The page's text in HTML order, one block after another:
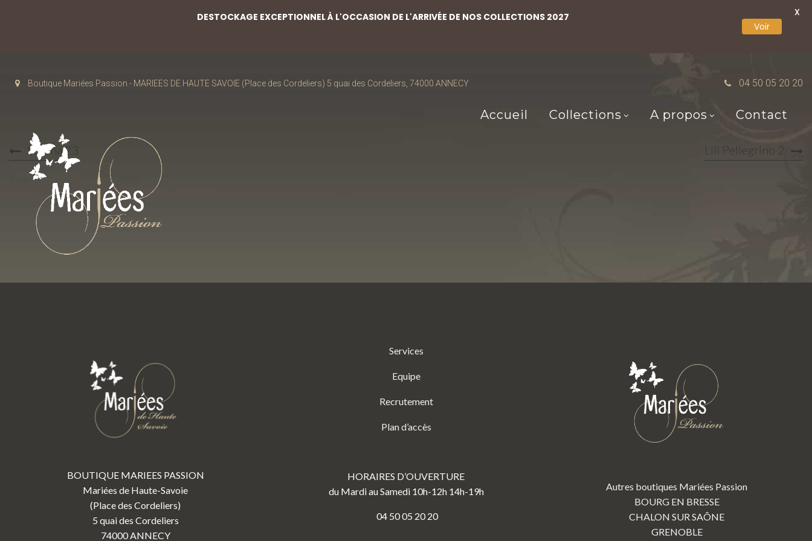
Boutique Mariées Passion - MARIEES DE HAUTE SAVOIE (Place des Cordeliers) 5 quai des Cordeliers, 74000 ANNECY 04 50 05 20 20
Accueil Collections A propos Contact
Serena 23 Lili Pellegrino 2
BOUTIQUE MARIEES PASSION
Mariées de Haute-Savoie
(Place des Cordeliers)
5 quai des Cordeliers
74000 ANNECY
Services
Equipe
Recrutement
Plan d’accès
HORAIRES D’OUVERTURE
du Mardi au Samedi 10h-12h 14h-19h
04 50 05 20 20
Autres boutiques Mariées Passion
BOURG EN BRESSE
CHALON SUR SAÔNE
GRENOBLE
DESTOCKAGE EXCEPTIONNEL À L'OCCASION DE L'ARRIVÉE DE NOS COLLECTIONS 2027
Voir
X